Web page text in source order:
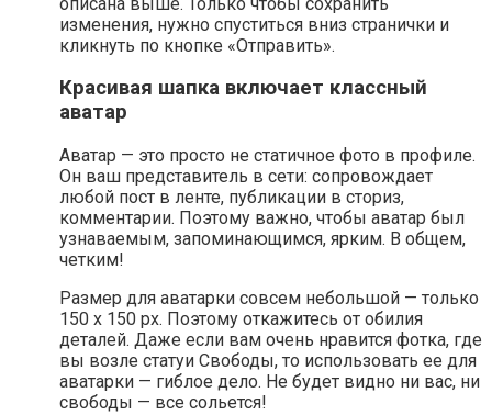
изменения, нужно спуститься вниз странички и
кликнуть по кнопке «Отправить».
Красивая шапка включает классный
аватар
Аватар — это просто не статичное фото в профиле.
Он ваш представитель в сети: сопровождает
любой пост в ленте, публикации в сториз,
комментарии. Поэтому важно, чтобы аватар был
узнаваемым, запоминающимся, ярким. В общем,
четким!
Размер для аватарки совсем небольшой — только
150 х 150 рх. Поэтому откажитесь от обилия
деталей. Даже если вам очень нравится фотка, где
вы возле статуи Свободы, то использовать ее для
аватарки — гиблое дело. Не будет видно ни вас, ни
свободы — все сольется!